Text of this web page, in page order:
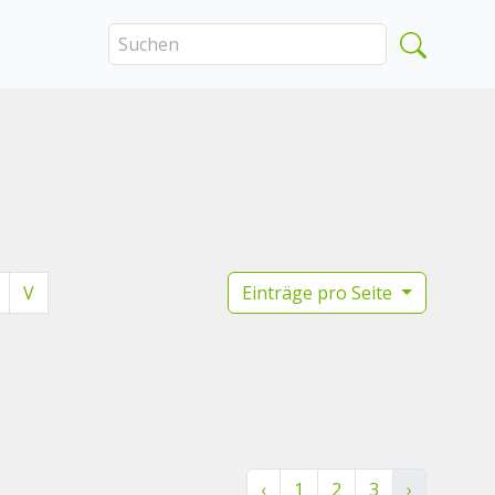
V
Einträge pro Seite
‹ 1 2 3 ›